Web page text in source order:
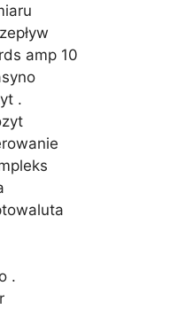
amp 10
.
.